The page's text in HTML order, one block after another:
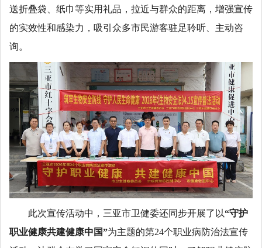
送折叠袋、纸巾等实用礼品，拉近与群众的距离，增强宣传
的实效性和感染力，吸引众多市民游客驻足聆听、主动咨
询。
此次宣传活动中，三亚市卫健委还同步开展了以“守护
职业健康共建健康中国”为主题的第24个职业病防治法宣传